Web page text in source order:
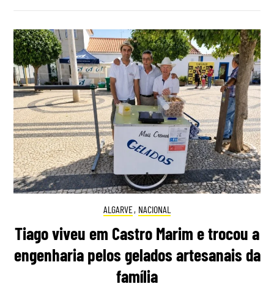
ALGARVE, NACIONAL
Tiago viveu em Castro Marim e trocou a
engenharia pelos gelados artesanais da
família